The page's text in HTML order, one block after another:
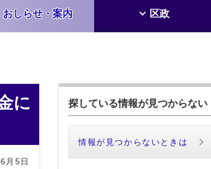
おしらせ・案内 区政
に
月5日
探している情報が見つからない
情報が見つからないときは